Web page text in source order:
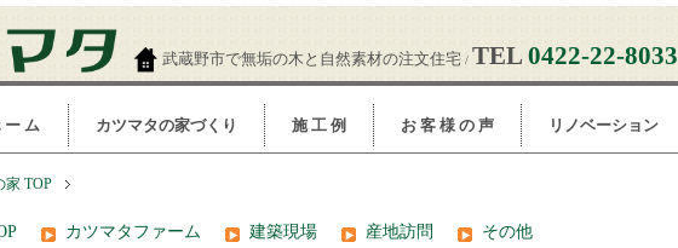
武蔵野市で無垢の木と自然素材の注文住宅 / TEL 0422-22-8033
ー ム カツマタの家づくり 施 工 例 お 客 様 の 声 リノベーション
家 TOP
カツマタファーム 建築現場 産地訪問 その他